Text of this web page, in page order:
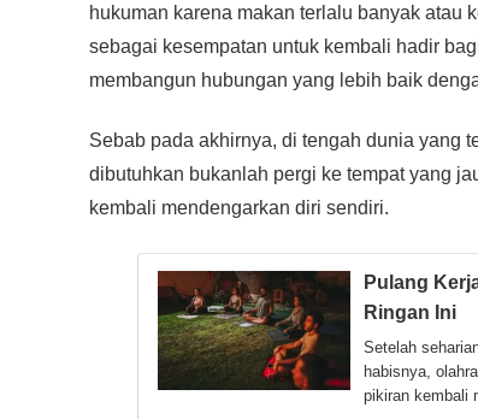
hukuman karena makan terlalu banyak atau
sebagai kesempatan untuk kembali hadir
membangun hubungan yang lebih baik
Sebab pada akhirnya, di tengah dunia yang
dibutuhkan bukanlah pergi ke tempat yang
kembali mendengarkan diri sendiri.
Pulang
Ringan Ini
Setelah
habisnya,
pikiran kembali